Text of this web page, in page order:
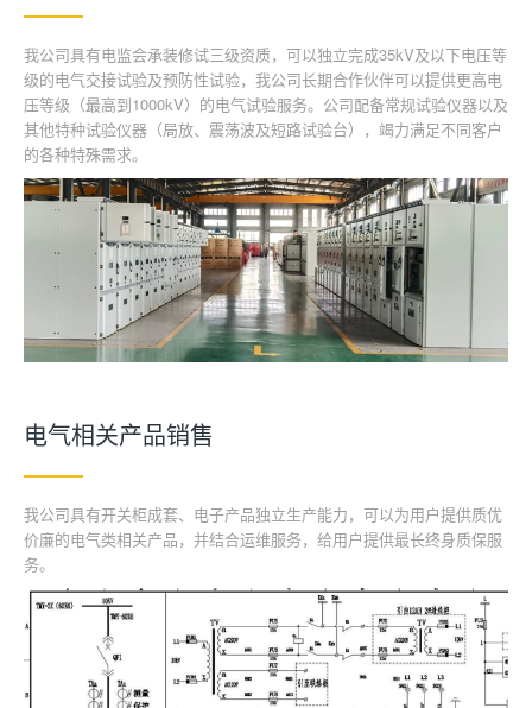
我公司具有电监会承装修试三级资质，可以独立完成35kV及以下电压等
级的电气交接试验及预防性试验，我公司长期合作伙伴可以提供更高电
压等级（最高到1000kV）的电气试验服务。公司配备常规试验仪器以及
其他特种试验仪器（局放、震荡波及短路试验台），竭力满足不同客户
的各种特殊需求。
电气相关产品销售
我公司具有开关柜成套、电子产品独立生产能力，可以为用户提供质优
价廉的电气类相关产品，并结合运维服务，给用户提供最长终身质保服
务。